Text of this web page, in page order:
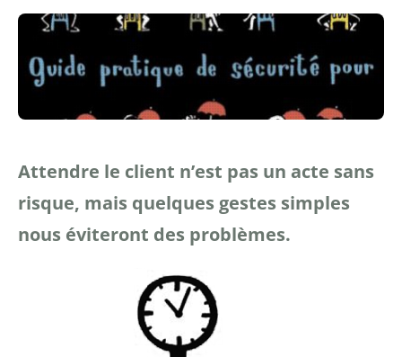
Attendre le client n’est pas un acte sans
risque, mais quelques gestes simples
nous éviteront des problèmes.